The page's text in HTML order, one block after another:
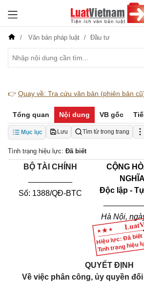
Văn bản pháp luật Đầu tư
👉 Quay về: Tra cứu văn bản (phiên bản
Tổng quan Nội dung VB gốc
Mục lục Lưu Tìm từ trong trang
Tình trạng hiệu lực: Đã biết
Hiệu lực: Đã biết
Tình trạng hiệu
BỘ TÀI CHÍNH
Số: 1388/QĐ-BTC
CỘNG
Độc lập -
Hà Nội,
QUYẾT ĐỊNH
Về việc phân công, ủy quyền